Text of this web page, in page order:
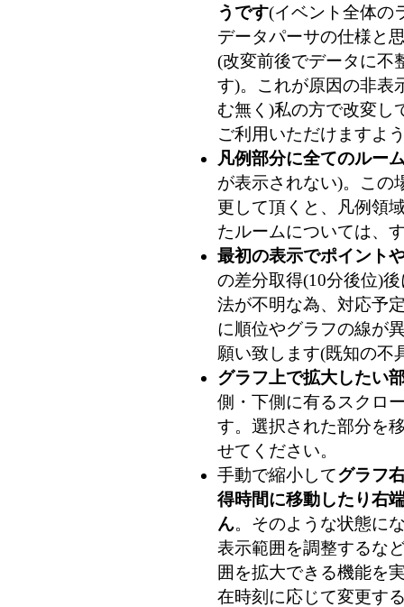
うです(イベント全体の
データパーサの仕様と
(改変前後でデータに不
す)。これが原因の非表
む無く)私の方で改変し
ご利用いただけますよ
凡例部分に全てのルー
が表示されない)。この
更して頂くと、凡例領
たルームについては、
最初の表示でポイント
の差分取得(10分後位)
法が不明な為、対応予
に順位やグラフの線が
願い致します(既知の不
グラフ上で拡大したい
側・下側に有るスクロ
す。選択された部分を
せてください。
手動で縮小してグラフ
得時間に移動したり右
ん。そのような状態に
表示範囲を調整するな
囲を拡大できる機能を
在時刻に応じて変更す